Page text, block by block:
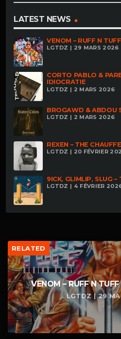
LATEST NEWS
VENOM – RUFF N
LGTDZ | 29 MARS 2026
CORTO PABLO &
IDIOCRATIE
LGTDZ | 2 MARS 2026
BROGAWD & ABDOU
LGTDZ | 2 MARS 2026
REXEN – THE
LGTDZ | 20 FÉVRIER
9ICK, GLIMLIP, SLUG –
LGTDZ | 4 FÉVRIER
RELATED
VENOM – RUFF N
LGTDZ | 29